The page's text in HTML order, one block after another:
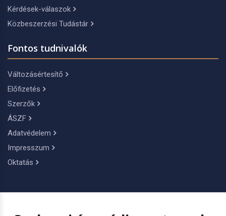
Kérdések-válaszok
Közbeszerzési Tudástár
Fontos tudnivalók
Változásértesítő
Előfizetés
Szerzők
ÁSZF
Adatvédelem
Impresszum
Oktatás